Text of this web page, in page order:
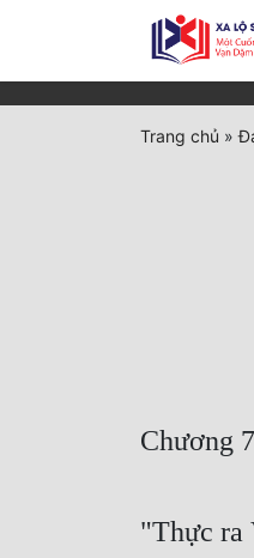
Trang chủ »
Chương
"Thực ra